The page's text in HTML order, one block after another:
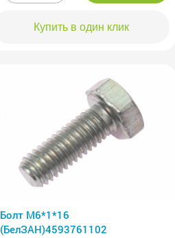
Купить в один клик
Болт М6*1*16
(БелЗАН)4593761102